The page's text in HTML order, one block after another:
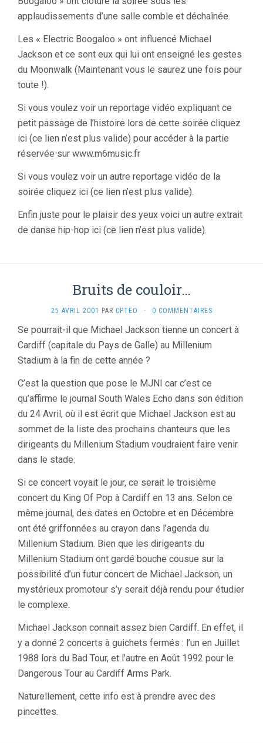
applaudissements d’une salle comble et déchaînée.
Les « Electric Boogaloo » ont influencé Michael
Jackson et ce sont eux qui lui ont enseigné les gestes
du Moonwalk (Maintenant vous le saurez une fois pour
toute !).
Si vous voulez voir un reportage vidéo expliquant ce
petit passage de l’histoire lors de cette soirée cliquez
ici (ce lien n’est plus valide) pour accéder à la partie
réservée sur www.m6music.fr
Si vous voulez voir un autre reportage vidéo de la
soirée cliquez ici (ce lien n’est plus valide).
Enfin juste pour le plaisir des yeux voici un autre extrait
de danse hip-hop ici (ce lien n’est plus valide).
Bruits de couloir…
25 AVRIL 2001 PAR CPTEO · 0 COMMENTAIRES
Se pourrait-il que Michael Jackson tienne un concert à
Cardiff (capitale du Pays de Galle) au Millenium
Stadium à la fin de cette année ?
C’est la question que pose le MJNI car c’est ce
qu’affirme le journal South Wales Echo dans son édition
du 24 Avril, où il est écrit que Michael Jackson est au
sommet de la liste des prochains chanteurs que les
dirigeants du Millenium Stadium voudraient faire venir
dans le stade.
Si ce concert voyait le jour, ce serait le troisième
concert du King Of Pop à Cardiff en 13 ans. Selon ce
même journal, des dates en Octobre et en Décembre
ont été griffonnées au crayon dans l’agenda du
Millenium Stadium. Bien que les dirigeants du
Millenium Stadium ont gardé bouche cousue sur la
possibilité d’un futur concert de Michael Jackson, un
mystérieux promoteur s’y serait déjà rendu pour étudier
le complexe.
Michael Jackson connait assez bien Cardiff. En effet, il
y a donné 2 concerts à guichets fermés : l’un en Juillet
1988 lors du Bad Tour, et l’autre en Août 1992 pour le
Dangerous Tour au Cardiff Arms Park.
Naturellement, cette info est à prendre avec des
pincettes.